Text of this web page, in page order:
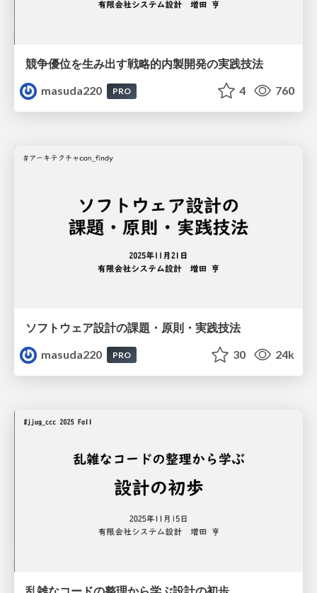
競争優位を生み出す戦略的内製開発の実践技法
masuda220
PRO 4 760
ソフトウェア設計の課題・原則・実践技法
masuda220
PRO 30 24k